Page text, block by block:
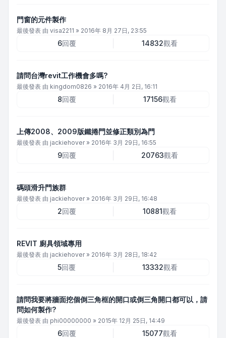
門窗的元件製作
最後發表 由 visa2211 » 2016年 8月 27日, 23:55
6回覆 14832觀看
請問台灣revit工作機會多嗎?
最後發表 由 kingdom0826 » 2016年 4月 2日, 16:11
8回覆 17156觀看
上傳2008、2009版鐵捲門並修正類別為門
最後發表 由 jackiehover» 2016年 3月 29日, 16:55
9回覆 20763觀看
碼頭滑升門族群
最後發表 由 jackiehover» 2016年 3月 29日, 16:48
2回覆 10881觀看
REVIT 廚具領域專用
最後發表 由 jackiehover» 2016年 3月 28日, 18:42
5回覆 13332觀看
請問我要將牆面挖個倒三角框的開口或倒三角開口都可以，請
問如何製作?
最後發表 由 phi00000000 » 2015年 12月 25日, 14:49
6回覆 15077觀看